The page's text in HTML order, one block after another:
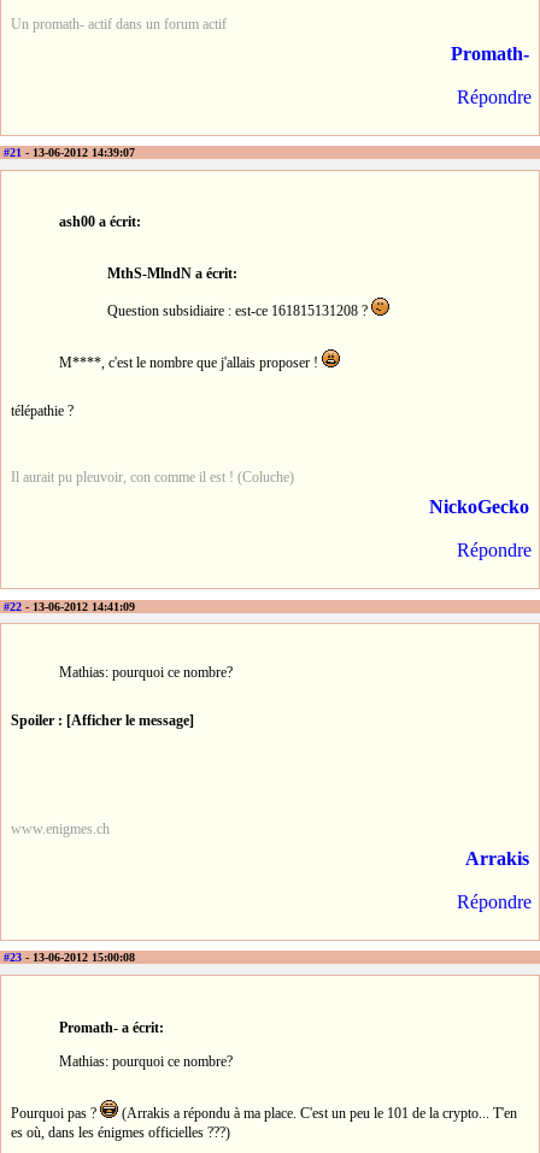
Un promath- actif dans un forum actif
Promath-
Répondre
#21 - 13-06-2012 14:39:07
ash00 a écrit:
MthS-MlndN a écrit:
Question subsidiaire : est-ce 161815131208 ?
M****, c'est le nombre que j'allais proposer !
télépathie ?
Il aurait pu pleuvoir, con comme il est ! (Coluche)
NickoGecko
Répondre
#22 - 13-06-2012 14:41:09
Mathias: pourquoi ce nombre?
Spoiler : [Afficher le message]
www.enigmes.ch
Arrakis
Répondre
#23 - 13-06-2012 15:00:08
Promath- a écrit:
Mathias: pourquoi ce nombre?
Pourquoi pas ?
(Arrakis a répondu à ma place. C'est un peu le 101 de la crypto... T'en
es où, dans les énigmes officielles ???)